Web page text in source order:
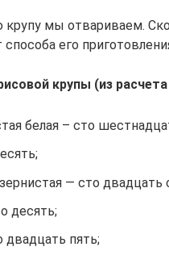
мы отвариваем.
его
крупы (из расчета
белая – сто
— сто
десять;
двадцать пять;